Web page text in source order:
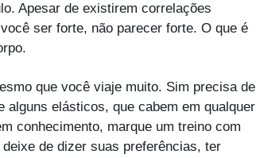
Apesar de existirem correlações
ser forte, não parecer forte. O que é
que você viaje muito. Sim precisa de
elásticos, que cabem em qualquer
conhecimento, marque um treino com
de dizer suas preferências, ter